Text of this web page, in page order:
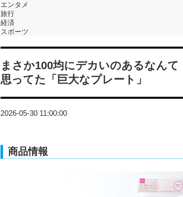
エンタメ
旅行
経済
スポーツ
まさか100均にデカいのあるなん
思ってた「巨大なプレート」
2026-05-30 11:00:00
商品情報